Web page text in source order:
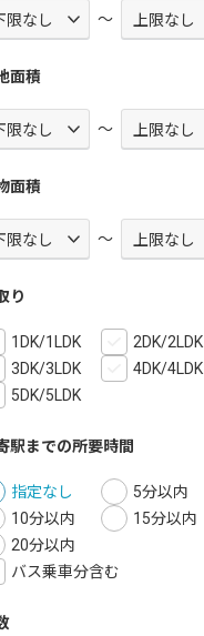
～
面積
～
面積
～
り
1DK/1LDK
2DK/2LDK
3DK/3LDK
4DK/4LDK
5DK/5LDK
駅までの所要時間
指定なし
5分以内
10分以内
15分以内
20分以内
バス乗車分含む